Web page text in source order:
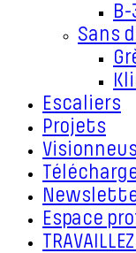
Sans
Escaliers
Projets
Espace